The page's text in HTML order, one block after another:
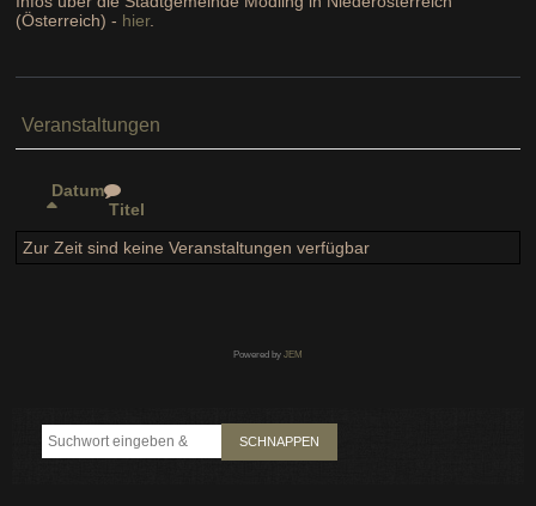
(Österreich) - hier.
Veranstaltungen
Datum
Titel
Zur Zeit sind keine Veranstaltungen verfügbar
Powered by JEM
SCHNAPPEN